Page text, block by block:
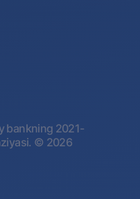
bankning 2021-
© 2026